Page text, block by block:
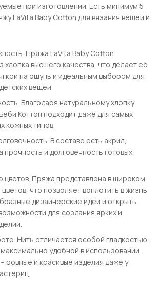
при изготовлении. Есть минимум 5
LaVita Baby Cotton для вязания вещей и
Пряжа LaVita Baby Cotton
хлопка высшего качества, что делает её
на ощупь и идеальным выбором для
вещей
Благодаря натуральному хлопку,
Коттон подходит даже для самых
кожных типов.
В составе есть акрил,
прочность и долговечность готовых
цветов. Пряжа представлена в широком
что позволяет воплотить в жизнь
дизайнерские идеи и открыть
для создания ярких и
Нить отличается особой гладкостью,
удобной в использовании.
ровные и красивые изделия даже у